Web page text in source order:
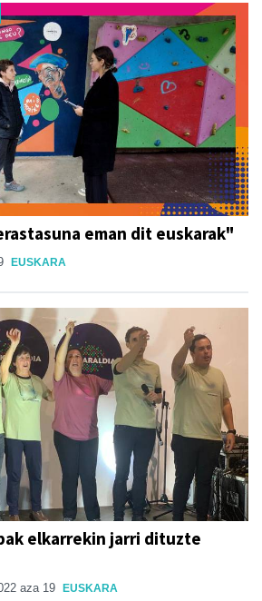
eman dit euskarak"
EUSKARA
elkarrekin jarri dituzte
aza 19 EUSKARA